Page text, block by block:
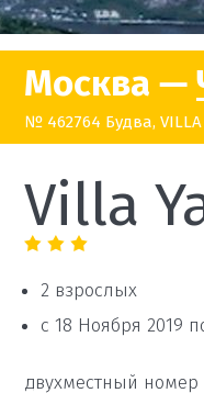
Москва —
№ 462764 Будва, VILLA
Villa
2 взрослых
с 18 Ноября 2019
двухместный номер